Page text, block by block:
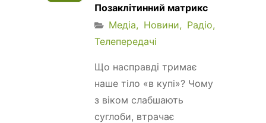
Позаклітинний матрикс
Медіа
Новини
Радіо
Телепередачі
Що насправді тримає
наше тіло «в купі»? Чому
з віком слабшають
суглоби, втрачає